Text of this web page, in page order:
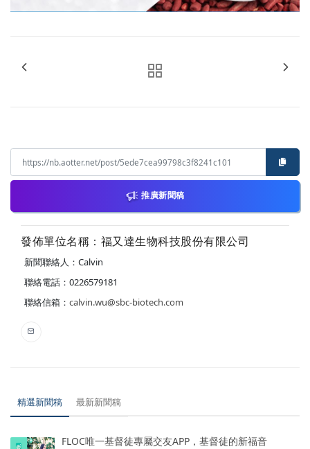
推廣新聞稿
發佈單位名稱：福又達生物科技股份有限公司
新聞聯絡人：Calvin
聯絡電話：0226579181
聯絡信箱： calvin.wu@sbc-biotech.com
精選新聞稿 最新新聞稿
FLOC唯一基督徒專屬交友APP，基督徒的新福音